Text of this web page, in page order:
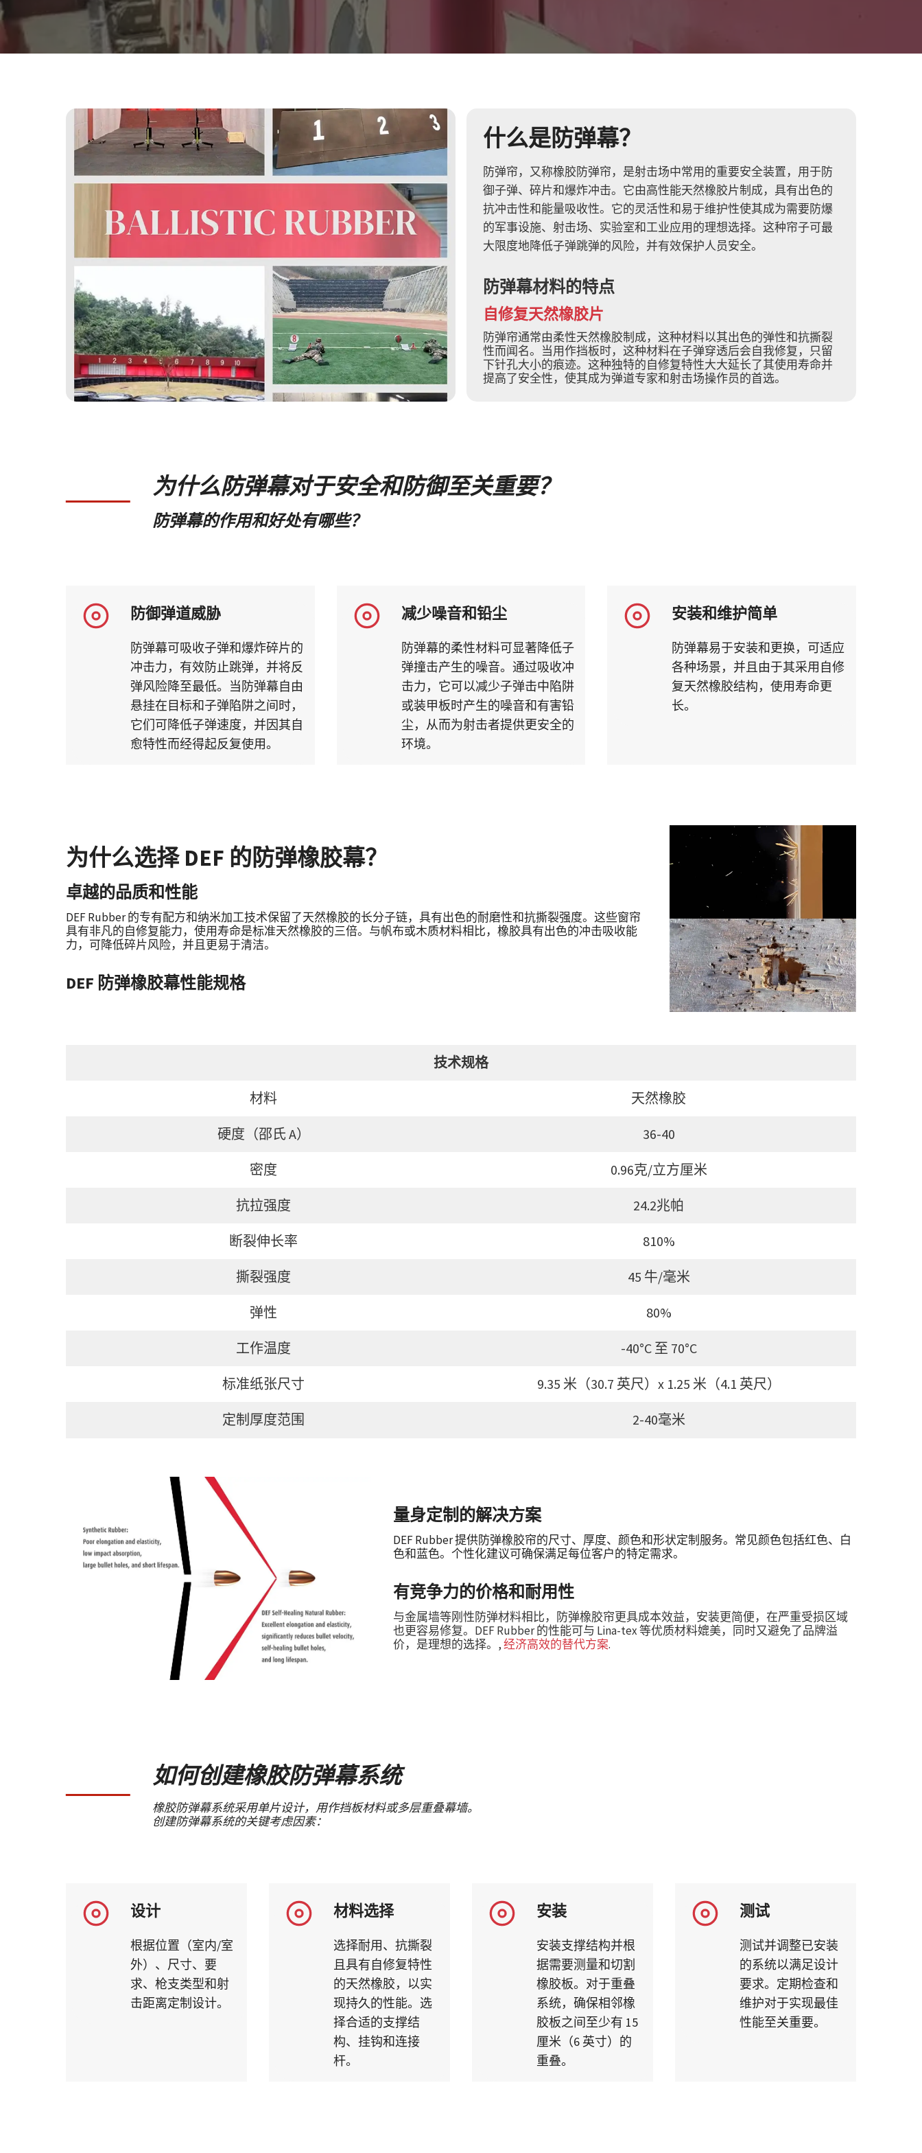
什么是防弹幕？
防弹帘，又称橡胶防弹帘，是射击场中常用的重要安全装置，用于防
御子弹、碎片和爆炸冲击。它由高性能天然橡胶片制成，具有出色的
抗冲击性和能量吸收性。它的灵活性和易于维护性使其成为需要防爆
的军事设施、射击场、实验室和工业应用的理想选择。这种帘子可最
大限度地降低子弹跳弹的风险，并有效保护人员安全。
防弹幕材料的特点
自修复天然橡胶片
防弹帘通常由柔性天然橡胶制成，这种材料以其出色的弹性和抗撕裂
性而闻名。当用作挡板时，这种材料在子弹穿透后会自我修复，只留
下针孔大小的痕迹。这种独特的自修复特性大大延长了其使用寿命并
提高了安全性，使其成为弹道专家和射击场操作员的首选。
为什么防弹幕对于安全和防御至关重要？
防弹幕的作用和好处有哪些？
防御弹道威胁
防弹幕可吸收子弹和爆炸碎片的
冲击力，有效防止跳弹，并将反
弹风险降至最低。当防弹幕自由
悬挂在目标和子弹陷阱之间时，
它们可降低子弹速度，并因其自
愈特性而经得起反复使用。
减少噪音和铅尘
防弹幕的柔性材料可显著降低子
弹撞击产生的噪音。通过吸收冲
击力，它可以减少子弹击中陷阱
或装甲板时产生的噪音和有害铅
尘，从而为射击者提供更安全的
环境。
安装和维护简单
防弹幕易于安装和更换，可适应
各种场景，并且由于其采用自修
复天然橡胶结构，使用寿命更
长。
为什么选择 DEF 的防弹橡胶幕？
卓越的品质和性能
DEF Rubber 的专有配方和纳米加工技术保留了天然橡胶的长分子链，具有出色的耐磨性和抗撕裂强度。这些窗帘
具有非凡的自修复能力，使用寿命是标准天然橡胶的三倍。与帆布或木质材料相比，橡胶具有出色的冲击吸收能
力，可降低碎片风险，并且更易于清洁。
DEF 防弹橡胶幕性能规格
技术规格
材料 天然橡胶
硬度（邵氏 A） 36-40
密度 0.96克/立方厘米
抗拉强度 24.2兆帕
断裂伸长率 810%
撕裂强度 45 牛/毫米
弹性 80%
工作温度 -40°C 至 70°C
标准纸张尺寸 9.35 米（30.7 英尺）x 1.25 米（4.1 英尺）
定制厚度范围 2-40毫米
量身定制的解决方案
DEF Rubber 提供防弹橡胶帘的尺寸、厚度、颜色和形状定制服务。常见颜色包括红色、白
色和蓝色。个性化建议可确保满足每位客户的特定需求。
有竞争力的价格和耐用性
与金属墙等刚性防弹材料相比，防弹橡胶帘更具成本效益，安装更简便，在严重受损区域
也更容易修复。DEF Rubber 的性能可与 Lina-tex 等优质材料媲美，同时又避免了品牌溢
价，是理想的选择。,经济高效的替代方案.
如何创建橡胶防弹幕系统
橡胶防弹幕系统采用单片设计，用作挡板材料或多层重叠幕墙。
创建防弹幕系统的关键考虑因素：
设计
根据位置（室内/室
外）、尺寸、要
求、枪支类型和射
击距离定制设计。
材料选择
选择耐用、抗撕裂
且具有自修复特性
的天然橡胶，以实
现持久的性能。选
择合适的支撑结
构、挂钩和连接
杆。
安装
安装支撑结构并根
据需要测量和切割
橡胶板。对于重叠
系统，确保相邻橡
胶板之间至少有 15
厘米（6 英寸）的
重叠。
测试
测试并调整已安装
的系统以满足设计
要求。定期检查和
维护对于实现最佳
性能至关重要。